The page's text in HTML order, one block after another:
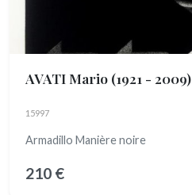
AVATI Mario (1921 - 2009)
15997
Armadillo Manière noire
210 €